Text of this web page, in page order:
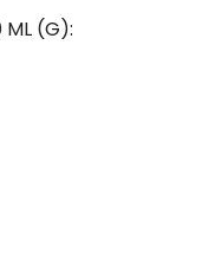
ML (G):